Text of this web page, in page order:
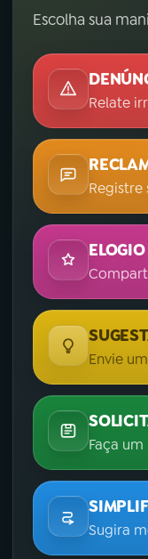
Escolha sua
Relate
Registre
ELOGIO
Envie
Faça
Sugira